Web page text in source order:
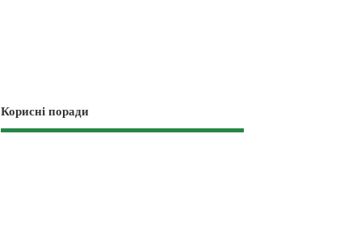
Корисні поради